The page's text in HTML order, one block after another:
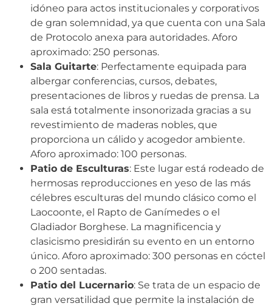
idóneo para actos institucionales y corporativos
de gran solemnidad, ya que cuenta con una Sala
de Protocolo anexa para autoridades. Aforo
aproximado: 250 personas.
Sala Guitarte: Perfectamente equipada para
albergar conferencias, cursos, debates,
presentaciones de libros y ruedas de prensa. La
sala está totalmente insonorizada gracias a su
revestimiento de maderas nobles, que
proporciona un cálido y acogedor ambiente.
Aforo aproximado: 100 personas.
Patio de Esculturas: Este lugar está rodeado de
hermosas reproducciones en yeso de las más
célebres esculturas del mundo clásico como el
Laocoonte, el Rapto de Ganímedes o el
Gladiador Borghese. La magnificencia y
clasicismo presidirán su evento en un entorno
único. Aforo aproximado: 300 personas en cóctel
o 200 sentadas.
Patio del Lucernario: Se trata de un espacio de
gran versatilidad que permite la instalación de